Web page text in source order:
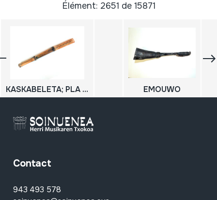
Élément: 2651 de 15871
KASKABELETA; PLA PLA EMOUWO
Contact
943 493 578